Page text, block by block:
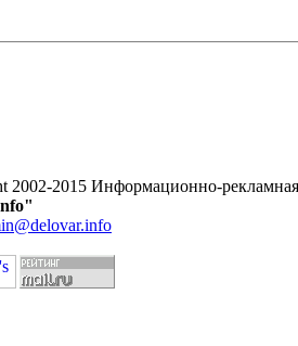
2002-2015 Информационно-